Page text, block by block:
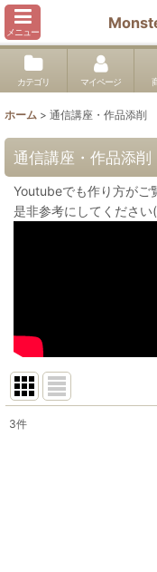
メニュー
カテゴリ マイページ
ホーム > 通信講座・作品添削
通信講座・作品添削
Youtubeでも作り方がご
是非参考にしてくださ
3件